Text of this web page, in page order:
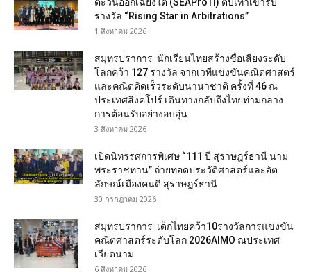
รางวัล “Rising Star in Arbitrations”
1 สิงหาคม 2026
สมุทรปราการ นักเรียนไทยสร้างชื่อเสียงระดับ
โลกคว้า 127 รางวัล จากเวทีแข่งขันคณิตศาสตร์
และคณิตคิดเร็วระดับนานาชาติ ครั้งที่ 46 ณ
ประเทศสิงคโปร์ เดินทางกลับถึงไทยท่ามกลาง
การต้อนรับอย่างอบอุ่น
3 สิงหาคม 2026
เปิดนิทรรศการพิเศษ “111 ปี สุราษฎร์ธานี นาม
พระราชทาน” ถ่ายทอดประวัติศาสตร์และอัต
ลักษณ์เมืองคนดี สุราษฎร์ธานี
30 กรกฎาคม 2026
สมุทรปราการ เด็กไทยคว้า10รางวัลการแข่งขัน
คณิตศาสตร์ระดับโลก 2026AIMO ณประเทศ
เวียดนาม
6 สิงหาคม 2026